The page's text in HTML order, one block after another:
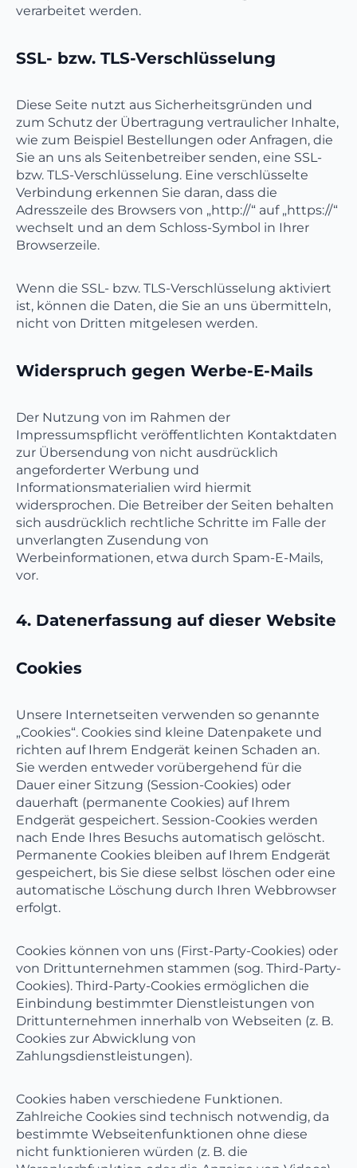
verarbeitet werden.
SSL- bzw. TLS-Verschlüsselung
Diese Seite nutzt aus Sicherheitsgründen und
zum Schutz der Übertragung vertraulicher Inhalte,
wie zum Beispiel Bestellungen oder Anfragen, die
Sie an uns als Seitenbetreiber senden, eine SSL-
bzw. TLS-Verschlüsselung. Eine verschlüsselte
Verbindung erkennen Sie daran, dass die
Adresszeile des Browsers von „http://“ auf „https://“
wechselt und an dem Schloss-Symbol in Ihrer
Browserzeile.
Wenn die SSL- bzw. TLS-Verschlüsselung aktiviert
ist, können die Daten, die Sie an uns übermitteln,
nicht von Dritten mitgelesen werden.
Widerspruch gegen Werbe-E-Mails
Der Nutzung von im Rahmen der
Impressumspflicht veröffentlichten Kontaktdaten
zur Übersendung von nicht ausdrücklich
angeforderter Werbung und
Informationsmaterialien wird hiermit
widersprochen. Die Betreiber der Seiten behalten
sich ausdrücklich rechtliche Schritte im Falle der
unverlangten Zusendung von
Werbeinformationen, etwa durch Spam-E-Mails,
vor.
4. Datenerfassung auf dieser Website
Cookies
Unsere Internetseiten verwenden so genannte
„Cookies“. Cookies sind kleine Datenpakete und
richten auf Ihrem Endgerät keinen Schaden an.
Sie werden entweder vorübergehend für die
Dauer einer Sitzung (Session-Cookies) oder
dauerhaft (permanente Cookies) auf Ihrem
Endgerät gespeichert. Session-Cookies werden
nach Ende Ihres Besuchs automatisch gelöscht.
Permanente Cookies bleiben auf Ihrem Endgerät
gespeichert, bis Sie diese selbst löschen oder eine
automatische Löschung durch Ihren Webbrowser
erfolgt.
Cookies können von uns (First-Party-Cookies) oder
von Drittunternehmen stammen (sog. Third-Party-
Cookies). Third-Party-Cookies ermöglichen die
Einbindung bestimmter Dienstleistungen von
Drittunternehmen innerhalb von Webseiten (z. B.
Cookies zur Abwicklung von
Zahlungsdienstleistungen).
Cookies haben verschiedene Funktionen.
Zahlreiche Cookies sind technisch notwendig, da
bestimmte Webseitenfunktionen ohne diese
nicht funktionieren würden (z. B. die